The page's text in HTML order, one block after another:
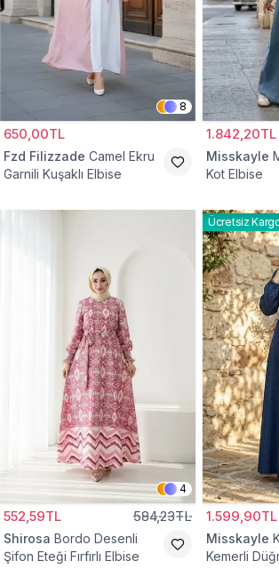
8
650,00TL
Fzd Filizzade Camel Ekru
Garnili Kuşaklı Elbise
1.842,20TL
Misskayle
Kot Elbise
4
552,59TL 584,23TL
Shirosa Bordo Desenli
Şifon Eteği Fırfırlı Elbise
Ücretsiz
1.599,90TL
Misskayle
Kemerli